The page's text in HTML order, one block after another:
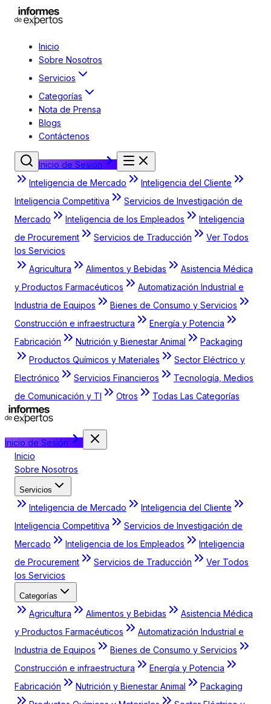
Inicio
Sobre Nosotros
Servicios
Categorías
Nota de Prensa
Blogs
Contáctenos
Inicio de Sesión
Inteligencia de Mercado
Inteligencia del Cliente
Inteligencia Competitiva
Servicios de Investigación de
Mercado
Inteligencia de los Empleados
Inteligencia
de Procurement
Servicios de Traducción
Ver Todos
los Servicios
Agricultura
Alimentos y Bebidas
Asistencia Médica
y Productos Farmacéuticos
Automatización Industrial e
Industria de Equipos
Bienes de Consumo y Servicios
Construcción e infraestructura
Energía y Potencia
Fabricación
Nutrición y Bienestar Animal
Packaging
Productos Químicos y Materiales
Sector Eléctrico y
Electrónico
Servicios Financieros
Tecnología, Medios
de Comunicación y TI
Otros Todas Las Categorías
Inicio de Sesión
Inicio
Sobre Nosotros
Servicios
Inteligencia de Mercado
Inteligencia del Cliente
Inteligencia Competitiva
Servicios de Investigación de
Mercado
Inteligencia de los Empleados
Inteligencia
de Procurement
Servicios de Traducción
Ver Todos
los Servicios
Categorías
Agricultura Alimentos y Bebidas
Asistencia Médica
y Productos Farmacéuticos
Automatización Industrial e
Industria de Equipos
Bienes de Consumo y Servicios
Construcción e infraestructura
Energía y Potencia
Fabricación
Nutrición y Bienestar Animal
Packaging